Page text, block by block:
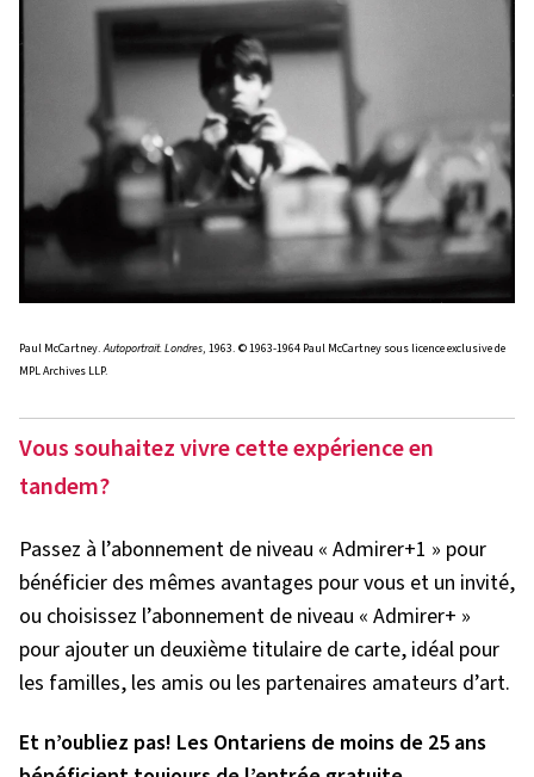
Paul McCartney.Autoportrait. Londres, 1963. © 1963-1964 Paul McCartney sous licence exclusive de
MPL Archives LLP.
Vous souhaitez vivre cette expérience en
tandem?
Passez à l’abonnement de niveau « Admirer+1 » pour
bénéficier des mêmes avantages pour vous et un invité,
ou choisissez l’abonnement de niveau « Admirer+ »
pour ajouter un deuxième titulaire de carte, idéal pour
les familles, les amis ou les partenaires amateurs d’art.
Et n’oubliez pas! Les Ontariens de moins de 25 ans